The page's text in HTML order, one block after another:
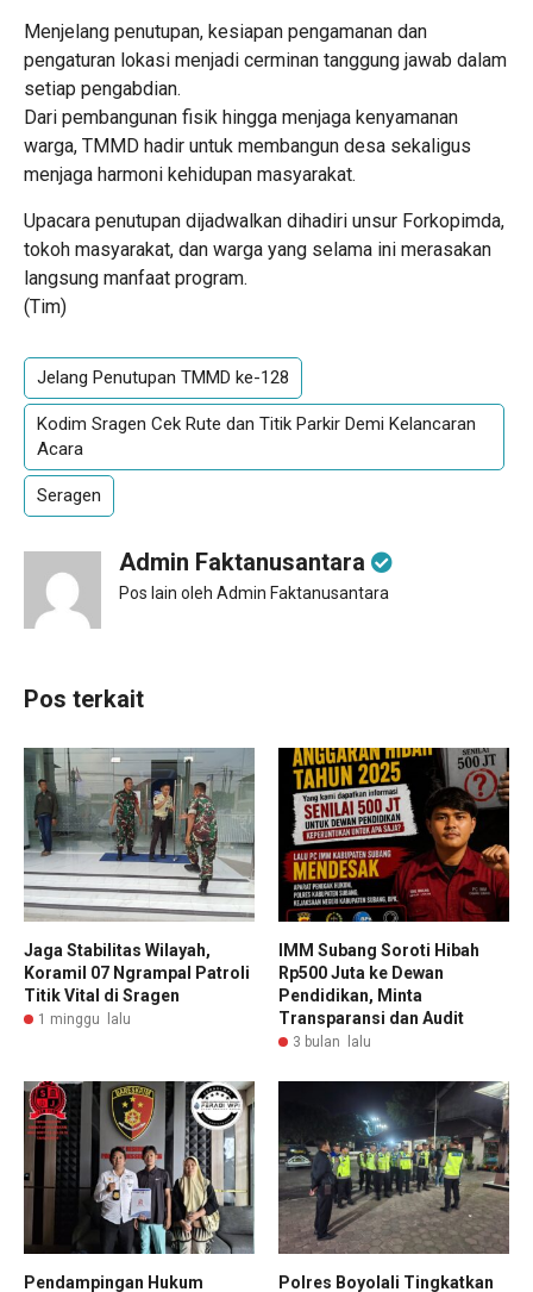
Menjelang penutupan, kesiapan pengamanan dan
pengaturan lokasi menjadi cerminan tanggung jawab dalam
setiap pengabdian.
Dari pembangunan fisik hingga menjaga kenyamanan
warga, TMMD hadir untuk membangun desa sekaligus
menjaga harmoni kehidupan masyarakat.
Upacara penutupan dijadwalkan dihadiri unsur Forkopimda,
tokoh masyarakat, dan warga yang selama ini merasakan
langsung manfaat program.
(Tim)
Jelang Penutupan TMMD ke-128
Kodim Sragen Cek Rute dan Titik Parkir Demi Kelancaran
Acara
Seragen
Admin Faktanusantara
Pos lain oleh Admin Faktanusantara
Pos terkait
Jaga Stabilitas Wilayah,
Koramil 07 Ngrampal Patroli
Titik Vital di Sragen
1 minggu lalu
IMM Subang Soroti Hibah
Rp500 Juta ke Dewan
Pendidikan, Minta
Transparansi dan Audit
3 bulan lalu
Pendampingan Hukum Polres Boyolali Tingkatkan